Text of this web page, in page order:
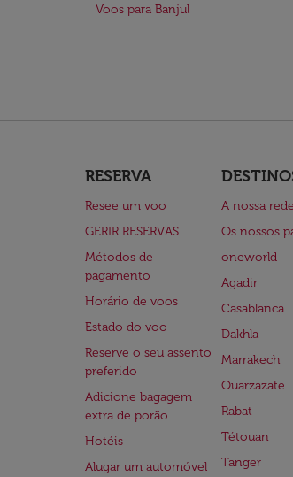
Voos para Banjul
RESERVA
Resee um voo
GERIR RESERVAS
Métodos de
pagamento
Horário de voos
Estado do voo
Reserve o seu assento
preferido
Adicione bagagem
extra de porão
Hotéis
Alugar um automóvel
A nossa rede
Os nossos
oneworld
Agadir
Casablanca
Dakhla
Marrakech
Ouarzazate
Rabat
Tétouan
Tanger